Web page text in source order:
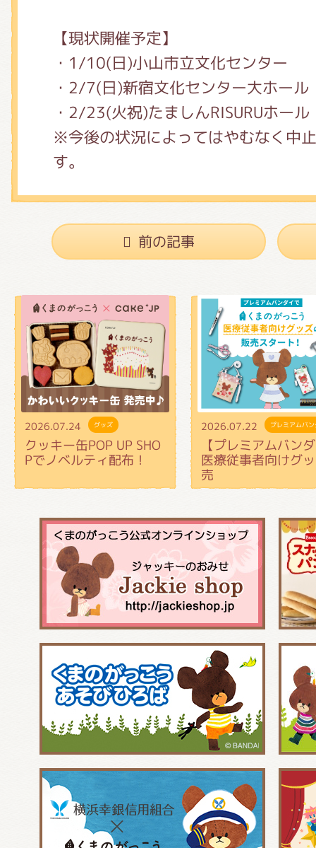
【現状開催予定】
・1/10(日)小山市立文化センター
・2/7(日)新宿文化センター大ホール
・2/23(火祝)たましんRISURUホール
※今後の状況によってはやむなく中
す。
前の記事
2026.07.24 グッズ
クッキー缶POP UP SHO
Pでノベルティ配布！
2026.07.22 プレミアムバ
【プレミアムバン
医療従事者向けグ
売